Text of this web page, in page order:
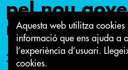
Aquesta web utilitza
informació que ens ajuda a
l’experiència d’usuari.
cookies.
pel nou
municipal
26 de juny 2019